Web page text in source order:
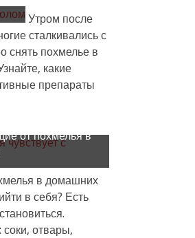
Утром после
сталкивались с
снять похмелье в
какие
препараты
от похмелья в
в домашних
в себя? Есть
соки, отвары,